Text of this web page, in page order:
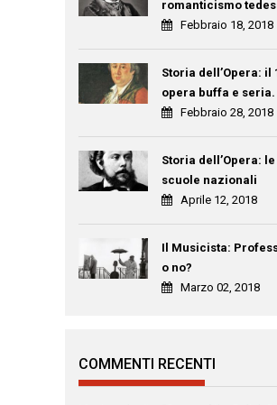
romanticismo
Febbraio 18, 2018
Storia dell’Opera: il
opera buffa e seria.
Febbraio 28, 2018
Storia dell’Opera: le
scuole nazionali
Aprile 12, 2018
Il Musicista:
o no?
Marzo 02, 2018
COMMENTI RECENTI